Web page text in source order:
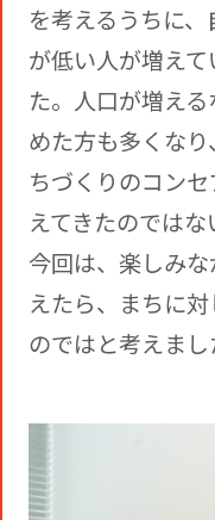
を考えるうちに
が低い人が増え
た。人口が増え
めた方も多くな
ちづくりのコン
えてきたのでは
今回は、楽しみ
えたら、まちに
のではと考えまし